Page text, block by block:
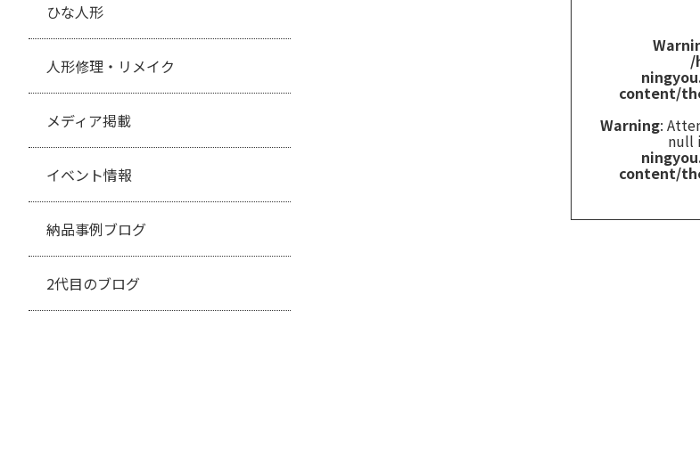
ひな人形
人形修理・リメイク
メディア掲載
イベント情報
納品事例ブログ
2代目のブログ
/
content/
Warning:
null
content/